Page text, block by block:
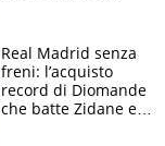
Real Madrid senza
freni: l’acquisto
record di Diomande
che batte Zidane e